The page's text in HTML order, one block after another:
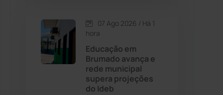
Cordeiros
Dom Basílio (391)
(1235)
07 Ago 2026 / Há 1
hora
Educação em
Brumado avança e
rede municipal
supera projeções
do Ideb